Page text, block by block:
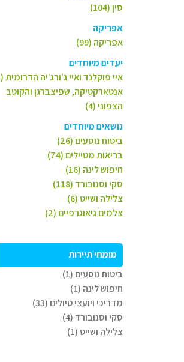
סין (104)
אפריקה
אפריקה (99)
יעדים מיוחדים
איי פוקלנד ואיי ג'ורג'יה הדרומית (2)
אנטארקטיקה, שפיצברגן והקוטב
הצפוני (4)
נושאים מיוחדים
ביטוח נוסעים (26)
בריאות מטיילים (74)
חיפוש לינה (16)
סקי וסנובורד (118)
צלילה ושייט (6)
צלמים גיאוגרפיים (2)
מומחי תיירות
ביטוח נוסעים (1)
חיפוש לינה (1)
מדריכי ויועצי טיולים (33)
סקי וסנובורד (4)
צלילה ושייט (1)